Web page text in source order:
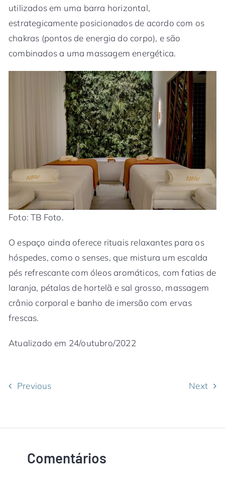
utilizados em uma barra horizontal,
estrategicamente posicionados de acordo com os
chakras (pontos de energia do corpo), e são
combinados a uma massagem energética.
Foto: TB Foto.
O espaço ainda oferece rituais relaxantes para os
hóspedes, como o senses, que mistura um escalda
pés refrescante com óleos aromáticos, com fatias de
laranja, pétalas de hortelã e sal grosso, massagem
crânio corporal e banho de imersão com ervas
frescas.
Atualizado em 24/outubro/2022
Previous Next
Comentários